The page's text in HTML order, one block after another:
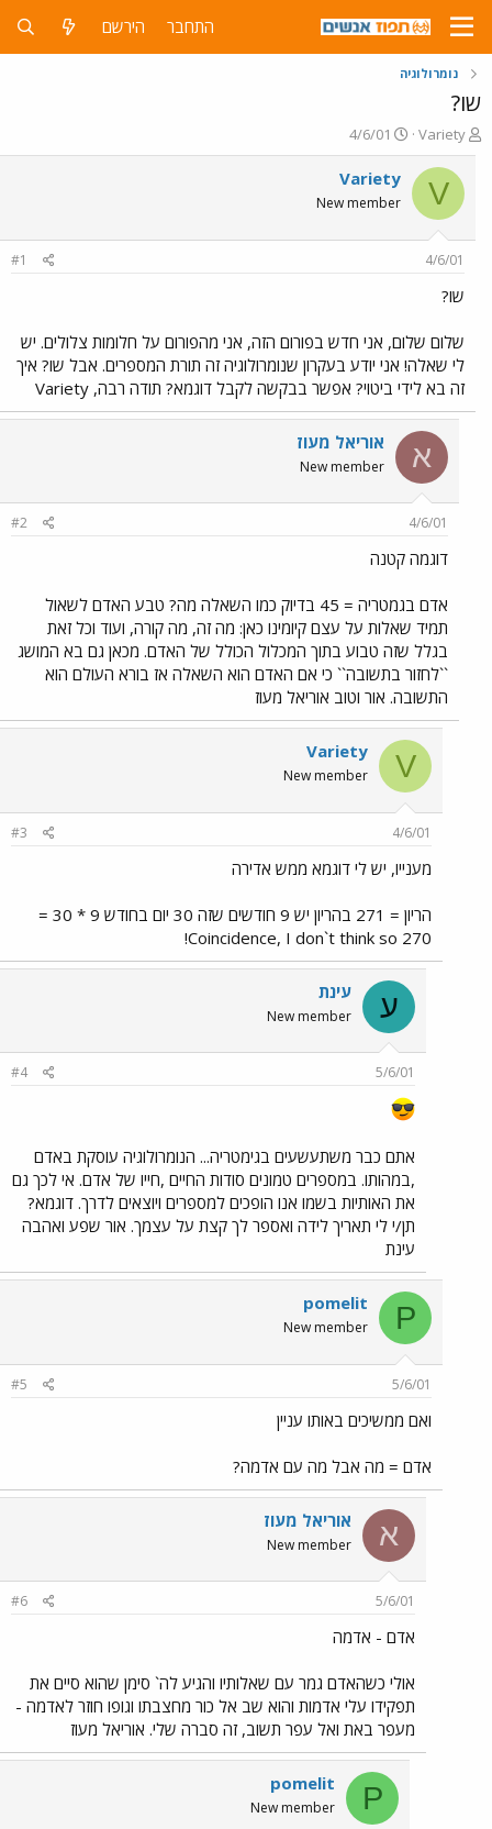
התחבר הירשם
נומרולוגיה
שו?
פ
ו
ת
ח
ה
ש
א
Variety
פ
ו
ר
ם
4/6/01
V
Variety
New member
4/6/01
#1
שו?
שלום שלום, אני חדש בפורום הזה, אני מהפורום על חלומות צלולים. יש
לי שאלה! אני יודע בעקרון שנומרולוגיה זה תורת המספרים. אבל שו? איך
זה בא לידי ביטוי? אפשר בבקשה לקבל דוגמא? תודה רבה, Variety
א אוריאל מעוז
New member
4/6/01
#2
דוגמה קטנה
אדם בגמטריה = 45 בדיוק כמו השאלה מה? טבע האדם לשאול
תמיד שאלות על עצם קיומינו כאן: מה זה, מה קורה, ועוד וכל זאת
בגלל שזה טבוע בתוך המכלול הכולל של האדם. מכאן גם בא המושג
``לחזור בתשובה`` כי אם האדם הוא השאלה אז בורא העולם הוא
התשובה. אור וטוב אוריאל מעוז
V
Variety
New member
4/6/01
#3
מענייו, יש לי דוגמא ממש אדירה
הריון = 271 בהריון יש 9 חודשים שזה 30 יום בחודש 9 * 30 =
270 Coincidence, I don`t think so!
ע עינת
New member
5/6/01
#4
אתם כבר משתעשעים בגימטריה... הנומרולוגיה עוסקת באדם
,במהותו. במספרים טמונים סודות החיים ,חייו של אדם. אי לכך גם
את האותיות בשמו אנו הופכים למספרים ויוצאים לדרך. דוגמא?
תן/י לי תאריך לידה ואספר לך קצת על עצמך. אור שפע ואהבה
עינת
P
pomelit
New member
5/6/01
#5
ואם ממשיכים באותו עניין
אדם = מה אבל מה עם אדמה?
א אוריאל מעוז
New member
5/6/01
#6
אדם - אדמה
אולי כשהאדם גמר עם שאלותיו והגיע לה` סימן שהוא סיים את
תפקידו עלי אדמות והוא שב אל כור מחצבתו וגופו חוזר לאדמה -
מעפר באת ואל עפר תשוב, זה סברה שלי. אוריאל מעוז
P
pomelit
New member